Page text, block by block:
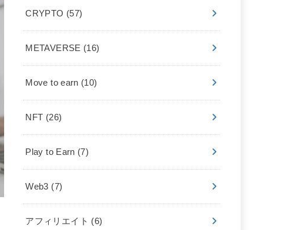
CRYPTO (57)
METAVERSE (16)
Move to earn (10)
NFT (26)
Play to Earn (7)
Web3 (7)
アフィリエイト (6)